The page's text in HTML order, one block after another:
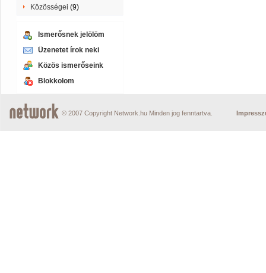
Közösségei (9)
Ismerősnek jelölöm
Üzenetet írok neki
Közös ismerőseink
Blokkolom
© 2007 Copyright Network.hu Minden jog fenntartva.